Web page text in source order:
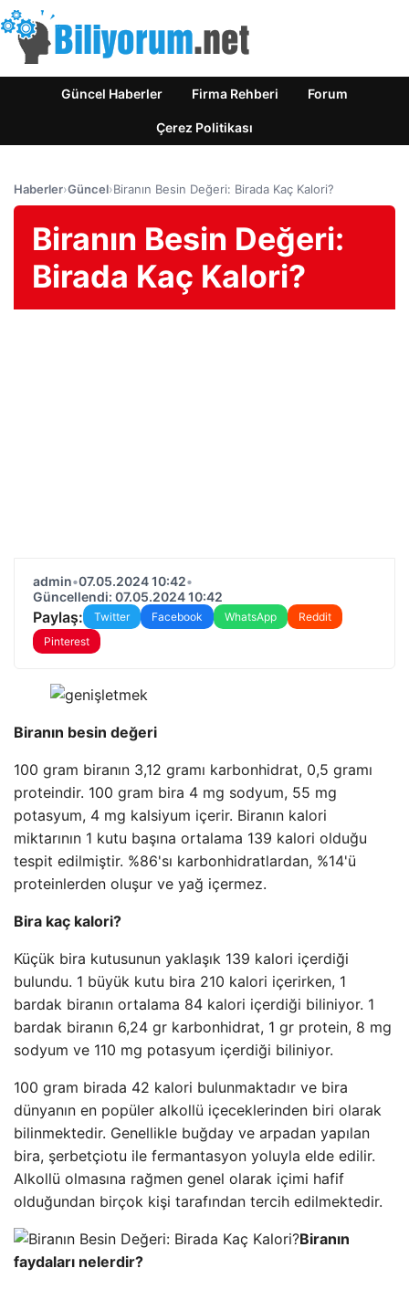
Güncel Haberler Firma Rehberi Forum
Çerez Politikası
Haberler›Güncel›Biranın Besin Değeri: Birada Kaç Kalori?
Biranın Besin Değeri:
Birada Kaç Kalori?
admin•07.05.2024 10:42•
Güncellendi: 07.05.2024 10:42
Paylaş: Twitter Facebook WhatsApp
Reddit
Pinterest
Biranın besin değeri
100 gram biranın 3,12 gramı karbonhidrat, 0,5 gramı
proteindir. 100 gram bira 4 mg sodyum, 55 mg
potasyum, 4 mg kalsiyum içerir. Biranın kalori
miktarının 1 kutu başına ortalama 139 kalori olduğu
tespit edilmiştir. %86'sı karbonhidratlardan, %14'ü
proteinlerden oluşur ve yağ içermez.
Bira kaç kalori?
Küçük bira kutusunun yaklaşık 139 kalori içerdiği
bulundu. 1 büyük kutu bira 210 kalori içerirken, 1
bardak biranın ortalama 84 kalori içerdiği biliniyor. 1
bardak biranın 6,24 gr karbonhidrat, 1 gr protein, 8 mg
sodyum ve 110 mg potasyum içerdiği biliniyor.
100 gram birada 42 kalori bulunmaktadır ve bira
dünyanın en popüler alkollü içeceklerinden biri olarak
bilinmektedir. Genellikle buğday ve arpadan yapılan
bira, şerbetçiotu ile fermantasyon yoluyla elde edilir.
Alkollü olmasına rağmen genel olarak içimi hafif
olduğundan birçok kişi tarafından tercih edilmektedir.
Biranın
faydaları nelerdir?